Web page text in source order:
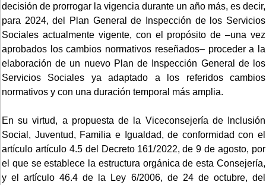
decisión de prorrogar la vigencia durante un año más, es decir,
para 2024, del Plan General de Inspección de los Servicios
Sociales actualmente vigente, con el propósito de –una vez
aprobados los cambios normativos reseñados– proceder a la
elaboración de un nuevo Plan de Inspección General de los
Servicios Sociales ya adaptado a los referidos cambios
normativos y con una duración temporal más amplia.
En su virtud, a propuesta de la Viceconsejería de Inclusión
Social, Juventud, Familia e Igualdad, de conformidad con el
artículo artículo 4.5 del Decreto 161/2022, de 9 de agosto, por
el que se establece la estructura orgánica de esta Consejería,
y el artículo 46.4 de la Ley 6/2006, de 24 de octubre, del